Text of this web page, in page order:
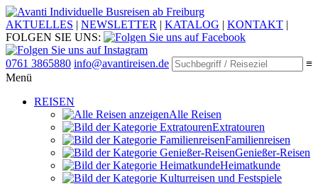
Individuelle Busreisen ab Freiburg
AKTUELLES | NEWSLETTER | KATALOG | KONTAKT |
FOLGEN SIE UNS:
0761 3865880 info@avantireisen.de
≡
Menü
REISEN
Alle Reisen
Extratouren
Familien­reisen
Genießer-Reisen
Heimatkunde